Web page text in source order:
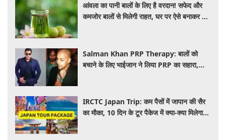
आंवला का पानी बालों के लिए है वरदान! सफेद और
कमजोर बालों से मिलेगी राहत, घर पर ऐसे बनाकर करें
Salman Khan PRP Therapy: बालों को
बचाने के लिए भाईजान ने लिया PRP का सहारा,
IRCTC Japan Trip: कम पैसों में जापान की सैर
का मौका, 10 दिन के टूर पैकेज में क्या-क्या मिलेगा?